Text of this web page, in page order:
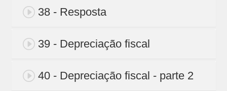
38 - Resposta
39 - Depreciação fiscal
40 - Depreciação fiscal - parte 2